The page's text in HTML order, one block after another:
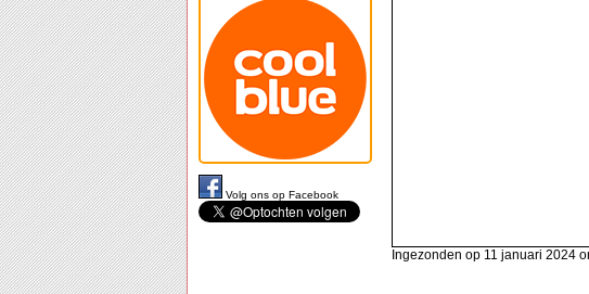
Ingezonden op 11 januari 2024
Volg ons op Facebook